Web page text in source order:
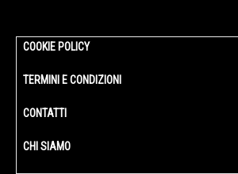
COOKIE POLICY
TERMINI E CONDIZIONI
CONTATTI
CHI SIAMO